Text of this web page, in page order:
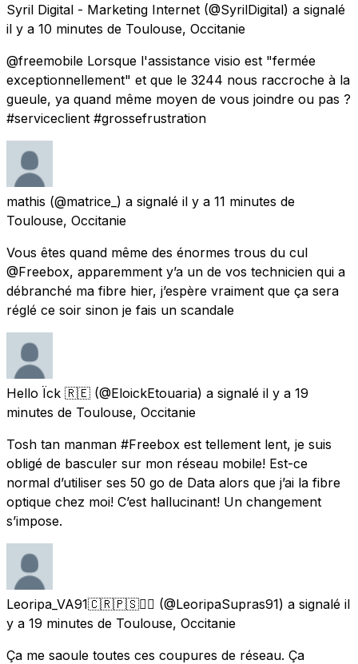
Syril Digital - Marketing Internet (@SyrilDigital) a signalé
il y a 10 minutes de Toulouse, Occitanie
@freemobile Lorsque l'assistance visio est "fermée
exceptionnellement" et que le 3244 nous raccroche à la
gueule, ya quand même moyen de vous joindre ou pas ?
#serviceclient #grossefrustration
mathis (@matrice_) a signalé il y a 11 minutes de
Toulouse, Occitanie
Vous êtes quand même des énormes trous du cul
@Freebox, apparemment y’a un de vos technicien qui a
débranché ma fibre hier, j’espère vraiment que ça sera
réglé ce soir sinon je fais un scandale
Hello Ïck 🇷🇪 (@EloickEtouaria) a signalé il y a 19
minutes de Toulouse, Occitanie
Tosh tan manman #Freebox est tellement lent, je suis
obligé de basculer sur mon réseau mobile! Est-ce
normal d’utiliser ses 50 go de Data alors que j’ai la fibre
optique chez moi! C’est hallucinant! Un changement
s’impose.
Leoripa_VA91🇨🇷🇵🇸🏴‍☠️ (@LeoripaSupras91) a signalé il
y a 19 minutes de Toulouse, Occitanie
Ça me saoule toutes ces coupures de réseau. Ça